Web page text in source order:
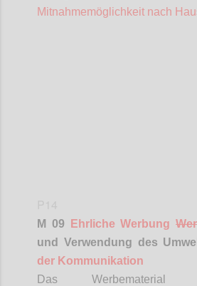
Mitnahmemöglichkeit nach
M 09 Ehrliche Werbung
und Verwendung des
der Kommunikation
Das Werbematerial